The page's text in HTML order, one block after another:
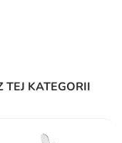
TEJ KATEGORII